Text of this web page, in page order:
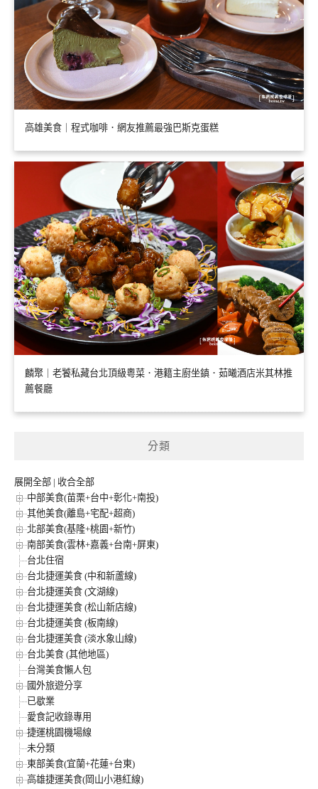
高雄美食｜程式咖啡．網友推薦最強巴斯克蛋糕
麟聚｜老饕私藏台北頂級粵菜．港籍主廚坐鎮．茹曦酒店米其林推
薦餐廳
分類
展開全部 | 收合全部
中部美食(苗栗+台中+彰化+南投)
其他美食(離島+宅配+超商)
北部美食(基隆+桃園+新竹)
南部美食(雲林+嘉義+台南+屏東)
台北住宿
台北捷運美食 (中和新蘆線)
台北捷運美食 (文湖線)
台北捷運美食 (松山新店線)
台北捷運美食 (板南線)
台北捷運美食 (淡水象山線)
台北美食 (其他地區)
台灣美食懶人包
國外旅遊分享
已歇業
愛食記收錄專用
捷運桃園機場線
未分類
東部美食(宜蘭+花蓮+台東)
高雄捷運美食(岡山小港紅線)